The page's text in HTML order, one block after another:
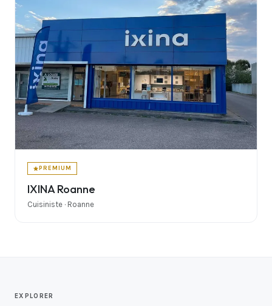
PREMIUM
IXINA Roanne
Cuisiniste · Roanne
EXPLORER